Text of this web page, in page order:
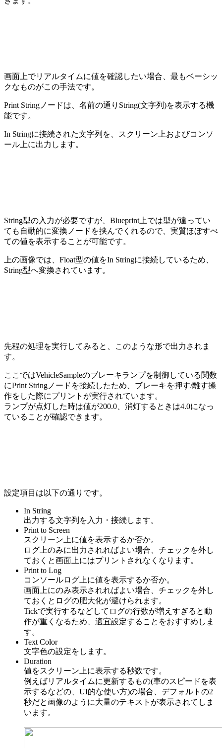
画面上でリアルタイムに値を確認したい場合、最もベーシッ
クなものがこの手法です。
Print Stringノードは、名前の通りString(文字列)を表示する機
能です。
In Stringに接続された文字列を、スクリーン上およびコンソ
ール上に出力します。
String型の入力が必要ですが、Blueprint上では型が違ってい
ても自動的に変換ノードを挟んでくれるので、実質ほぼすべ
ての値を表示することが可能です。
上の画像では、Float型の値をIn Stringに接続しているため、
String型へ変換されています。
先程の処理を実行してみると、このような形で出力されま
す。
ここではVehicleSampleのブレーキランプを制御している関数
にPrint Stringノードを接続したため、ブレーキを押す/離す操
作をした際にプリントが実行されています。
ランプが点灯した時は値が200.0、消灯するときは4.0になっ
ていることが確認できます。
設定項目は以下の通りです。
In String
出力する文字列を入力・接続します。
Print to Screen
スクリーン上に値を表示するか否か。
ログ上のみに出力されればよい場合、チェックを外し
ておくと画面上にはプリントされなくなります。
Print to Log
コンソールログ上に値を表示するか否か。
画面上にのみ表示されればよい場合、チェックを外し
ておくとログの肥大化が避けられます。
Tickで実行するなどしてログの行数が増えすぎると動
作が重くなるため、適宜設定することをおすすめしま
す。
Text Color
文字色の設定をします。
Duration
値をスクリーン上に表示する秒数です。
例えばリアルタイムに更新するもの(車のスピードを表
示するなどの、UI的な使い方)の場合、デフォルトの2
秒だと画像のように大量のテキストが表示されてしま
います。